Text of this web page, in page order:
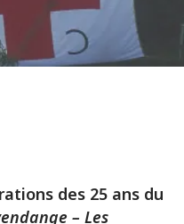
des 25 ans du
– Les